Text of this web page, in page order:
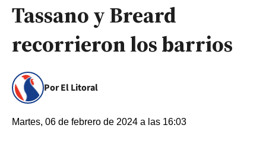
Tassano y Breard
recorrieron los barrios
Por El Litoral
Martes, 06 de febrero de 2024 a las 16:03